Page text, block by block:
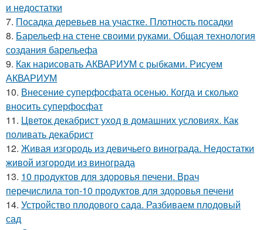
и недостатки
7. Посадка деревьев на участке. Плотность посадки
8. Барельеф на стене своими руками. Общая технология
создания барельефа
9. Как нарисовать АКВАРИУМ с рыбками. Рисуем
АКВАРИУМ
10. Внесение суперфосфата осенью. Когда и сколько
вносить суперфосфат
11. Цветок декабрист уход в домашних условиях. Как
поливать декабрист
12. Живая изгородь из девичьего винограда. Недостатки
живой изгороди из винограда
13. 10 продуктов для здоровья печени. Врач
перечислила топ-10 продуктов для здоровья печени
14. Устройство плодового сада. Разбиваем плодовый
сад